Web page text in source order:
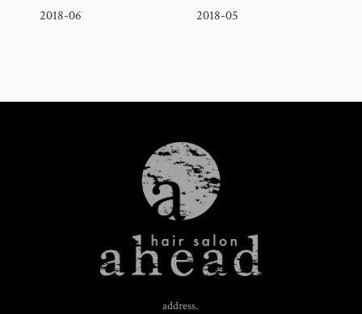
2018-06
2018-05
address.